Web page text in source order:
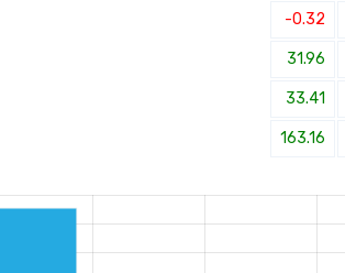
-0.32
31.96
33.41
163.16